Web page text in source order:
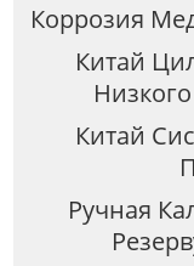
Коррозия
Китай
Китай
Ручная